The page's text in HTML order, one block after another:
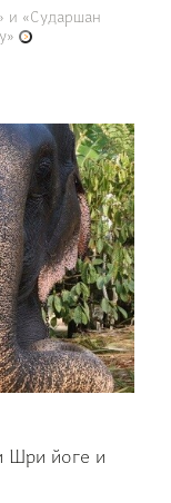
и «Сударшан
Шри йоге и